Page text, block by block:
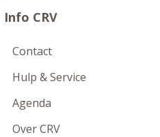
Info CRV
Contact
Hulp & Service
Agenda
Over CRV